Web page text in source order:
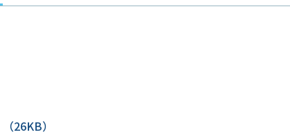
1.持続的な医療・介護体制整備の支援
（26KB）